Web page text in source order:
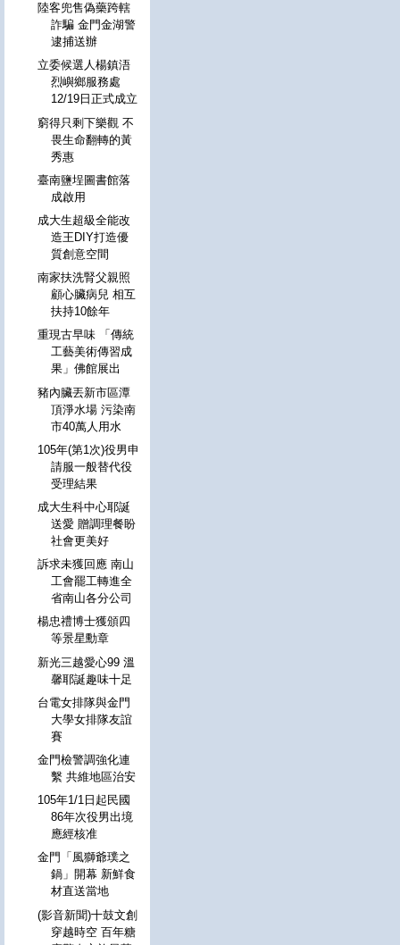
陸客兜售偽藥跨轄
詐騙 金門金湖警
逮捕送辦
立委候選人楊鎮浯
烈嶼鄉服務處
12/19日正式成立
窮得只剩下樂觀 不
畏生命翻轉的黃
秀惠
臺南鹽埕圖書館落
成啟用
成大生超級全能改
造王DIY打造優
質創意空間
南家扶洗腎父親照
顧心臟病兒 相互
扶持10餘年
重現古早味 「傳統
工藝美術傳習成
果」佛館展出
豬內臟丟新市區潭
頂淨水場 污染南
市40萬人用水
105年(第1次)役男申
請服一般替代役
受理結果
成大生科中心耶誕
送愛 贈調理餐盼
社會更美好
訴求未獲回應 南山
工會罷工轉進全
省南山各分公司
楊忠禮博士獲頒四
等景星勳章
新光三越愛心99 溫
馨耶誕趣味十足
台電女排隊與金門
大學女排隊友誼
賽
金門檢警調強化連
繫 共維地區治安
105年1/1日起民國
86年次役男出境
應經核准
金門「風獅爺璞之
鍋」開幕 新鮮食
材直送當地
(影音新聞)十鼓文創
穿越時空 百年糖